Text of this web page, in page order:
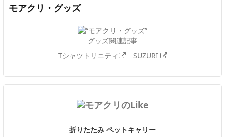
モアクリ・グッズ
グッズ関連記事
Tシャツトリニティ
SUZURI
折りたたみ ペットキャリー